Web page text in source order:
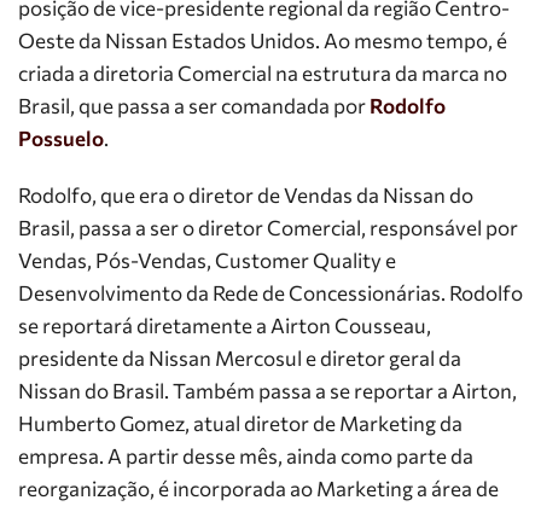
posição de vice-presidente regional da região Centro-
Oeste da Nissan Estados Unidos. Ao mesmo tempo, é
criada a diretoria Comercial na estrutura da marca no
Brasil, que passa a ser comandada porRodolfo
Possuelo.
Rodolfo, que era o diretor de Vendas da Nissan do
Brasil, passa a ser o diretor Comercial, responsável por
Vendas, Pós-Vendas, Customer Quality e
Desenvolvimento da Rede de Concessionárias. Rodolfo
se reportará diretamente a Airton Cousseau,
presidente da Nissan Mercosul e diretor geral da
Nissan do Brasil. Também passa a se reportar a Airton,
Humberto Gomez, atual diretor de Marketing da
empresa. A partir desse mês, ainda como parte da
reorganização, é incorporada ao Marketing a área de